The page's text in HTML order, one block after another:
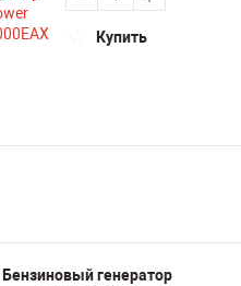
Купить
Бензиновый генератор